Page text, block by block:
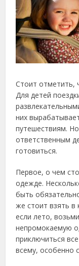
Стоит отметить,
Для детей
них
путешествиям.
ответственным
готовиться.
Первое, о чем
одежде.
быть
же стоит взять в
если лето,
непромокаемую
приключиться
всему, особенно